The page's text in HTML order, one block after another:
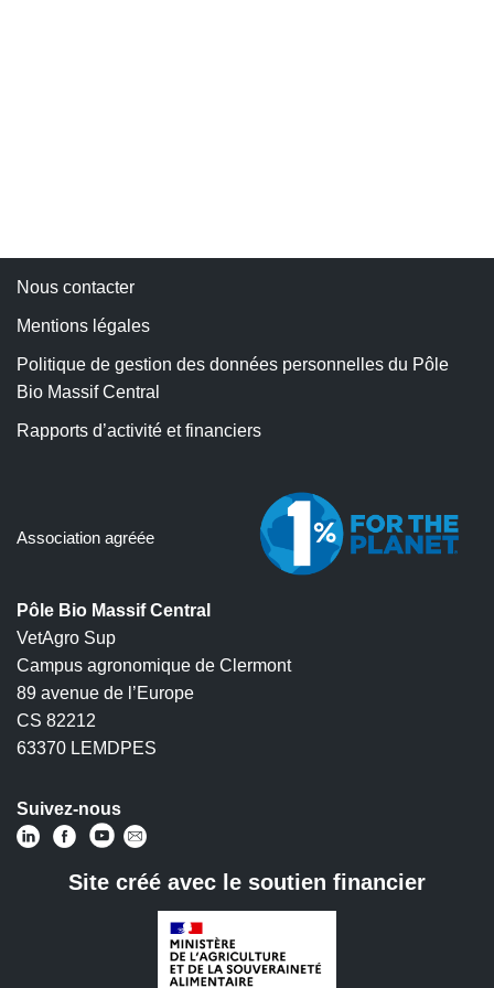
Nous contacter
Mentions légales
Politique de gestion des données personnelles du Pôle
Bio Massif Central
Rapports d’activité et financiers
Association agréée
Pôle Bio Massif Central
VetAgro Sup
Campus agronomique de Clermont
89 avenue de l’Europe
CS 82212
63370 LEMDPES
Suivez-nous
Site créé avec le soutien financier